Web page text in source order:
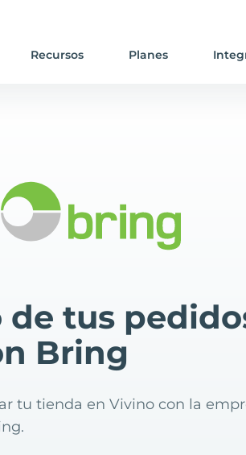
Recursos Planes
tus
Bring
tu tienda en Vivino con la